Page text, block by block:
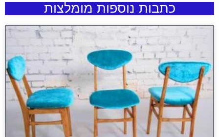
כתבות נוספות מומלצות